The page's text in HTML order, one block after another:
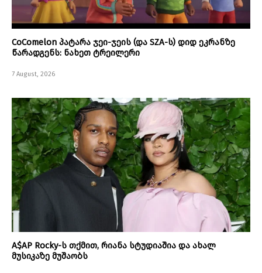
CoComelon პატარა ჯეი-ჯეის (და SZA-ს) დიდ ეკრანზე
წარადგენს: ნახეთ ტრეილერი
7 August, 2026
A$AP Rocky-ს თქმით, რიანა სტუდიაშია და ახალ
მუსიკაზე მუშაობს